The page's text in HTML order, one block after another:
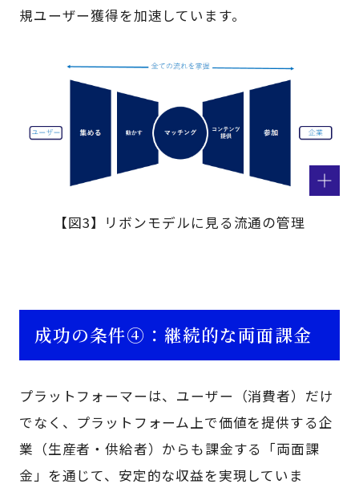
規ユーザー獲得を加速しています。
【図3】リボンモデルに見る流通の管理
成功の条件④：継続的な両面課金
プラットフォーマーは、ユーザー（消費者）だけ
でなく、プラットフォーム上で価値を提供する企
業（生産者・供給者）からも課金する「両面課
金」を通じて、安定的な収益を実現していま